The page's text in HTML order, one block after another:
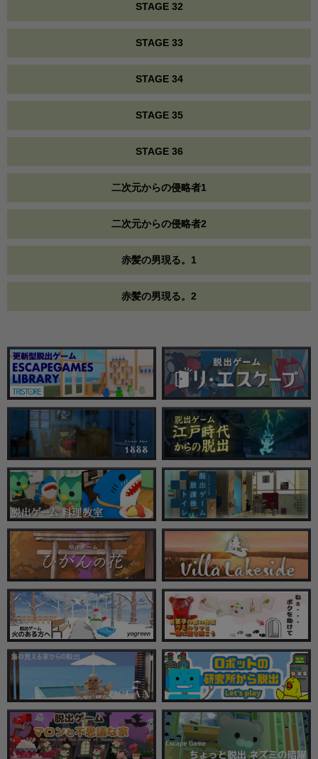
STAGE 32
STAGE 33
STAGE 34
STAGE 35
STAGE 36
二次元からの侵略者1
二次元からの侵略者2
赤髪の男現る。1
赤髪の男現る。2